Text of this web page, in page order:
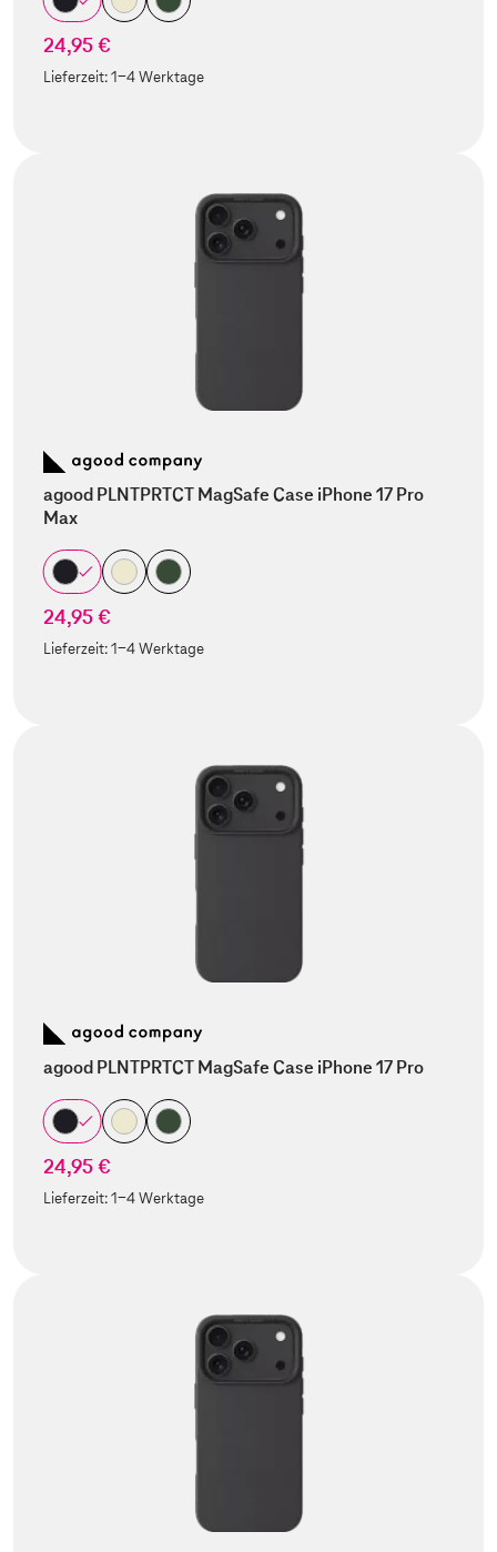
24,95 €
Lieferzeit:1-4 Werktage
agood PLNTPRTCT MagSafe Case iPhone 17 Pro
Max
24,95 €
Lieferzeit:1-4 Werktage
agood PLNTPRTCT MagSafe Case iPhone 17 Pro
24,95 €
Lieferzeit:1-4 Werktage